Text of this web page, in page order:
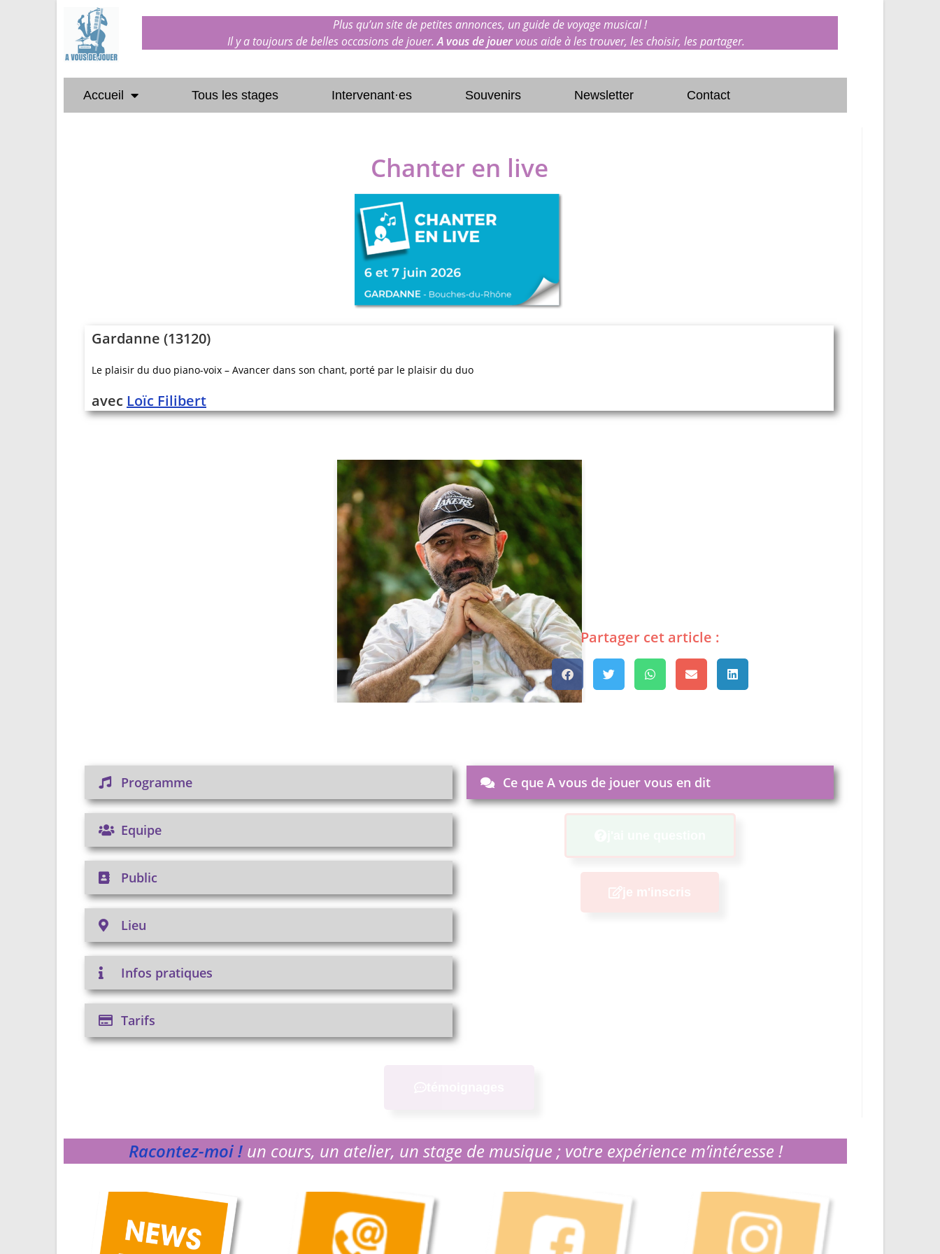
Plus qu’un site de petites annonces, un guide de voyage musical !
Il y a toujours de belles occasions de jouer.A vous de jouervous aide à les trouver, les choisir, les partager.
Accueil Tous les stages Intervenant·es Souvenirs Newsletter Contact
Chanter en live
Gardanne (13120)
Le plaisir du duo piano-voix – Avancer dans son chant, porté par le plaisir du duo
avec Loïc Filibert
Programme
Equipe
Public
Lieu
Infos pratiques
Tarifs
Ce que A vous de jouer vous en dit
je m'inscris
Racontez-moi ! un cours, un atelier, un stage de musique ; votre expérience m’intéresse !